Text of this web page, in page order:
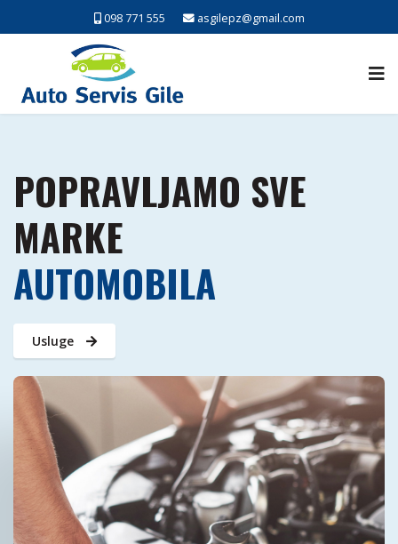
098 771 555 asgilepz@gmail.com
POPRAVLJAMO SVE
MARKE
AUTOMOBILA
Usluge